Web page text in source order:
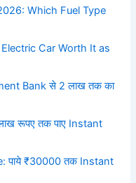
Which Fuel Type
Car Worth It as
Bank से 2 लाख तक का
रूपए तक पाए Instant
पाये ₹30000 तक Instant